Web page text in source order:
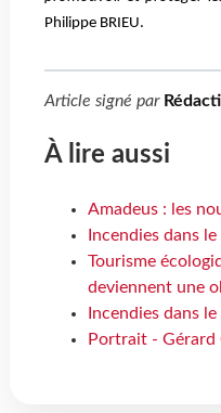
Philippe BRIEU.
Article signé par
À lire aussi
Amadeus : les
Incendies dans
Tourisme
deviennent une
Incendies dans
Portrait - Gérard